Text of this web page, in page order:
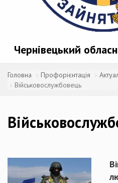
Чернівецький
Головна Профорієнтація
Військовослужбовець